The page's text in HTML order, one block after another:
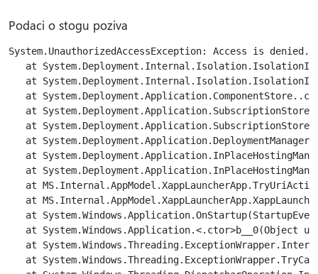
Podaci o stogu poziva
System.UnauthorizedAccessException: Access is denied.
at
at
at
at
at
at
at
at
at
at
at
at System.Windows.Application.<.ctor>b__0(Object
at
at